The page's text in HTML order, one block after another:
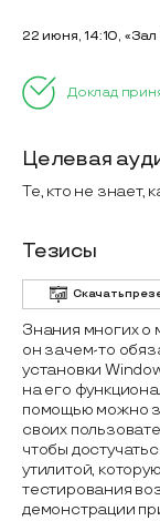
22 июня, 14:10,
Доклад
Целевая
Те, кто не знает,
Тезисы
Скачать
Знания многих о
он зачем-то
установки
на его
помощью можно
своих
чтобы
утилитой,
тестирования
демонстрации